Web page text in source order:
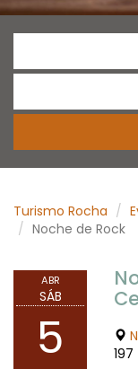
Turismo Rocha
Noche de Rock
ABR
SÁB
5